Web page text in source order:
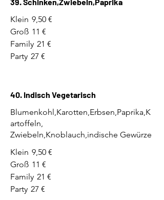
Klein 9,50 €
Groß 11 €
Family 21 €
Party 27 €
40. Indisch Vegetarisch
Blumenkohl,Karotten,Erbsen,Paprika,K
artoffeln,
Zwiebeln,Knoblauch,indische Gewürze
Klein 9,50 €
Groß 11 €
Family 21 €
Party 27 €